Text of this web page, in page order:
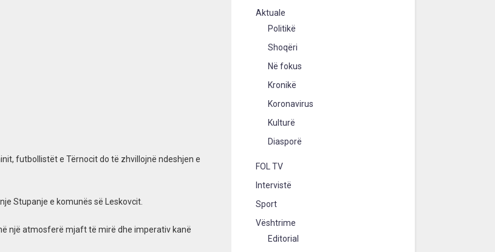
futbollistët e Tërnocit do të zhvillojnë ndeshjen e
Stupanje e komunës së Leskovcit.
një atmosferë mjaft të mirë dhe imperativ kanë
Aktuale
Politikë
Shoqëri
Në fokus
Kronikë
Koronavirus
Kulturë
Diasporë
FOL TV
Intervistë
Sport
Vështrime
Editorial